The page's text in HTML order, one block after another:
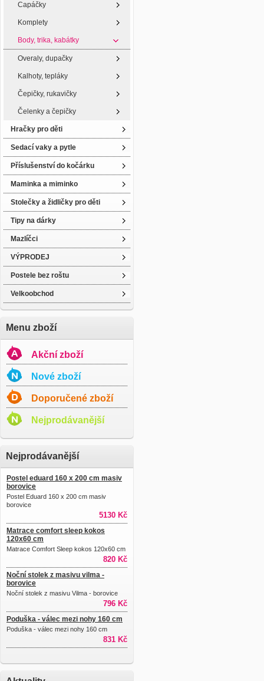
Capáčky
Komplety
Body, trika, kabátky
Overaly, dupačky
Kalhoty, tepláky
Čepičky, rukavičky
Čelenky a čepičky
Hračky pro děti
Sedací vaky a pytle
Příslušenství do kočárku
Maminka a miminko
Stolečky a židličky pro děti
Tipy na dárky
Mazlíčci
VÝPRODEJ
Postele bez roštu
Velkoobchod
Menu zboží
Akční zboží
Nové zboží
Doporučené zboží
Nejprodávanější
Nejprodávanější
Postel eduard 160 x 200 cm masiv
borovice
Postel Eduard 160 x 200 cm masiv
borovice
5130 Kč
Matrace comfort sleep kokos
120x60 cm
Matrace Comfort Sleep kokos 120x60 cm
820 Kč
Noční stolek z masivu vilma -
borovice
Noční stolek z masivu Vilma - borovice
796 Kč
Poduška - válec mezi nohy 160 cm
Poduška - válec mezi nohy 160 cm
831 Kč